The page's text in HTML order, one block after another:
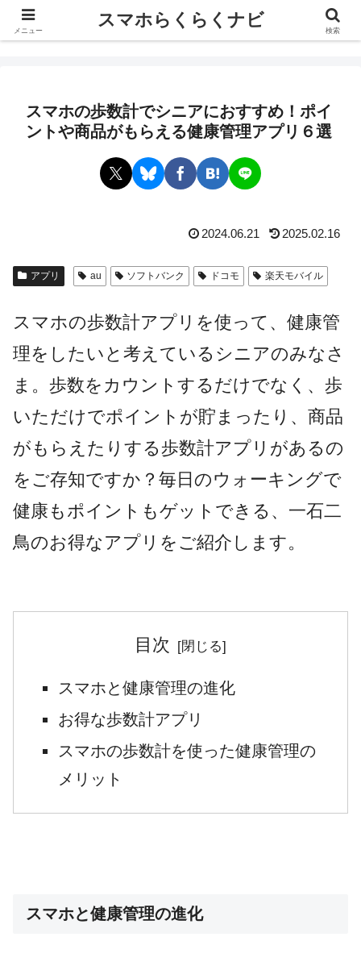
スマホらくらくナビ
スマホの歩数計でシニアにおすすめ！ポイ
ントや商品がもらえる健康管理アプリ６選
2024.06.21 2025.02.16
アプリ au ソフトバンク ドコモ 楽天モバイル
スマホの歩数計アプリを使って、健康管
理をしたいと考えているシニアのみなさ
ま。歩数をカウントするだけでなく、歩
いただけでポイントが貯まったり、商品
がもらえたりする歩数計アプリがあるの
をご存知ですか？毎日のウォーキングで
健康もポイントもゲットできる、一石二
鳥のお得なアプリをご紹介します。
目次
スマホと健康管理の進化
お得な歩数計アプリ
スマホの歩数計を使った健康管理の
メリット
スマホと健康管理の進化
メニュー
スマホらくらくナビ
検索